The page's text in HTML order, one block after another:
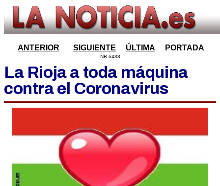
ANTERIOR SIGUIENTE ÚLTIMA PORTADA
NR:6438
La Rioja a toda máquina
contra el Coronavirus